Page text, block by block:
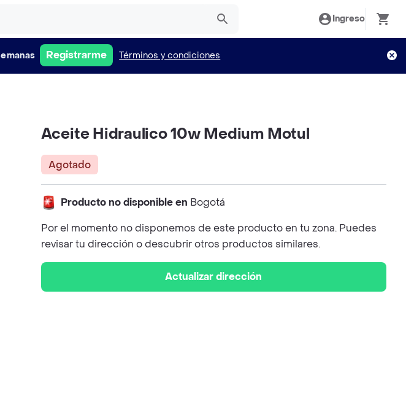
Ingreso
Registrarme Términos y condiciones
Aceite Hidraulico 10w Medium Motul
Agotado
Producto no disponible en Bogotá
Por el momento no disponemos de este producto en tu zona. Puedes
revisar tu dirección o descubrir otros productos similares.
Actualizar dirección